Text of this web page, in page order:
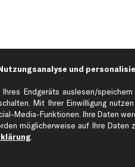
und
Endgeräts auslesen/
Mit Ihrer Einwilligung
Media-Funktionen. Ihre Daten
möglicherweise auf Ihre